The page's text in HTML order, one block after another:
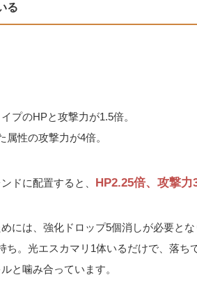
る
プのHPと攻撃力が1.5倍。
性の攻撃力が4倍。
ドに配置すると、 HP2.25倍、攻撃力
には、強化ドロップ5個消しが必要と
ち。光エスカマリ1体いるだけで、落ち
と噛み合っています。